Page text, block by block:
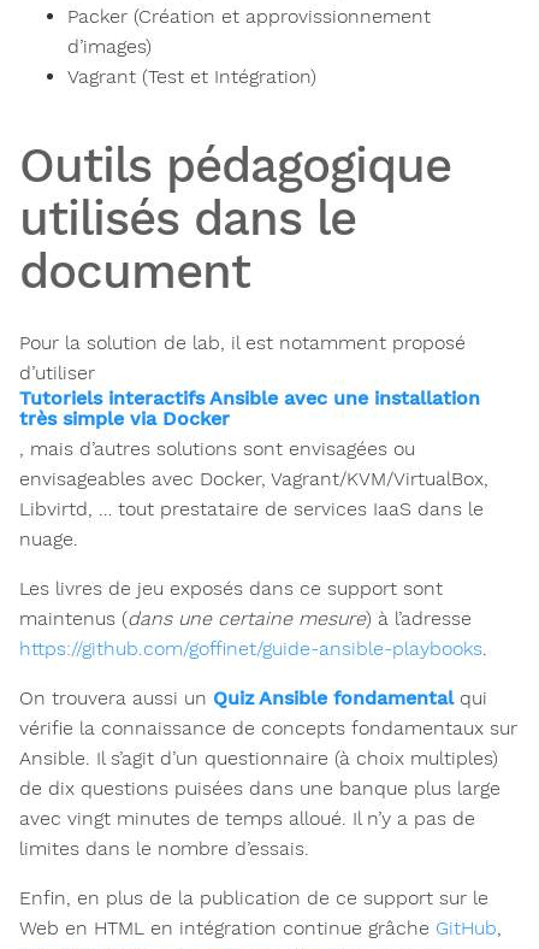
Packer (Création et approvissionnement
d’images)
Vagrant (Test et Intégration)
Outils pédagogique
utilisés dans le
document
Pour la solution de lab, il est notamment proposé
d’utiliser
Tutoriels interactifs Ansible avec une installation
très simple via Docker
, mais d’autres solutions sont envisagées ou
envisageables avec Docker, Vagrant/KVM/VirtualBox,
Libvirtd, … tout prestataire de services IaaS dans le
nuage.
Les livres de jeu exposés dans ce support sont
maintenus (dans une certaine mesure) à l’adresse
https://github.com/goffinet/guide-ansible-playbooks.
On trouvera aussi un Quiz Ansible fondamentalqui
vérifie la connaissance de concepts fondamentaux sur
Ansible. Il s’agit d’un questionnaire (à choix multiples)
de dix questions puisées dans une banque plus large
avec vingt minutes de temps alloué. Il n’y a pas de
limites dans le nombre d’essais.
Enfin, en plus de la publication de ce support sur le
Web en HTML en intégration continue grâche GitHub,